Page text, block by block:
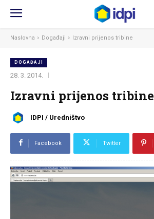
Naslovna Događaji Izravni prijenos tribine
DOGAĐAJI
28. 3. 2014.
Izravni prijenos tribine
IDPI / Uredništvo
Facebook Twitter